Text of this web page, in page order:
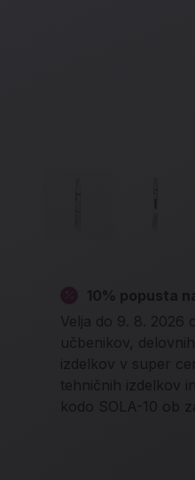
10% popusta
Velja do 9. 8. 2026
učbenikov,
izdelkov v super
tehničnih izdelkov
kodo SOLA-10 ob